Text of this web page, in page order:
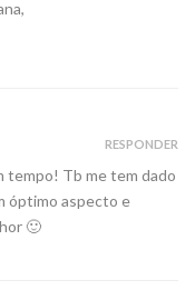
tempo! Tb me tem dado
óptimo aspecto e
🙂
RESPONDER